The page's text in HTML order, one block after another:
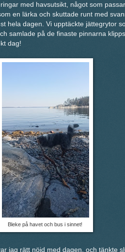
med havsutsikt, något som
en lärka och skuttade runt med
hela dagen. Vi upptäckte jättegrytor
samlade på de finaste pinnarna
dag!
Bleke på havet och bus i sinnet!
jag rätt nöjd med dagen, och tänkte